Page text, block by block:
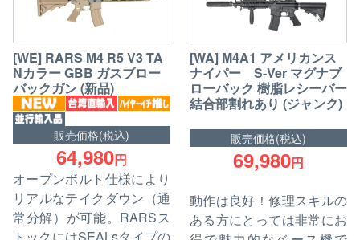
[WE] RARS M4 R5 V3 TA
Nカラー GBB ガスブロー
バックガン (新品)
販売価格(税込)
64,980円
オープンボルト仕様により
リアルなテイクダウン（通
常分解）が可能。RARSス
[WA] M4A1 アメリカンス
ナイパー S-Ver マグナブ
ローバック 樹脂レシーバー
結合部割れあり (ジャンク)
販売価格(税込)
69,980円
動作は良好！修理スキルの
ある方にとっては非常にお